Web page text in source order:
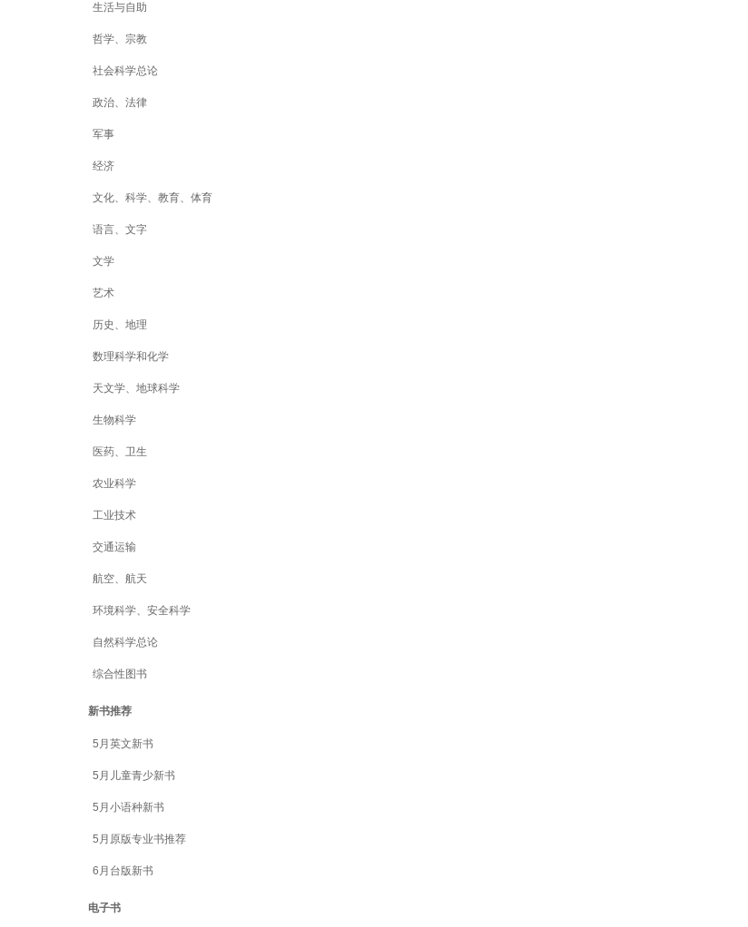
生活与自助
哲学、宗教
社会科学总论
政治、法律
军事
经济
文化、科学、教育、体育
语言、文字
文学
艺术
历史、地理
数理科学和化学
天文学、地球科学
生物科学
医药、卫生
农业科学
工业技术
交通运输
航空、航天
环境科学、安全科学
自然科学总论
综合性图书
新书推荐
5月英文新书
5月儿童青少新书
5月小语种新书
5月原版专业书推荐
6月台版新书
电子书